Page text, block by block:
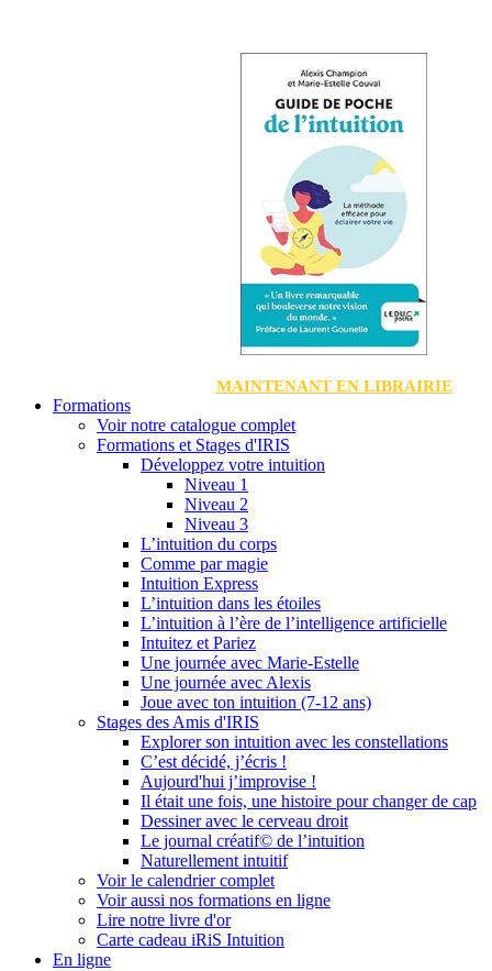
MAINTENANT EN LIBRAIRIE
Formations
Voir notre catalogue complet
Formations et Stages d'IRIS
Développez votre intuition
Niveau 1
Niveau 2
Niveau 3
L’intuition du corps
Comme par magie
Intuition Express
L’intuition dans les étoiles
L’intuition à l’ère de l’intelligence artificielle
Intuitez et Pariez
Une journée avec Marie-Estelle
Une journée avec Alexis
Joue avec ton intuition (7-12 ans)
Stages des Amis d'IRIS
Explorer son intuition avec les constellations
C’est décidé, j’écris !
Aujourd'hui j’improvise !
Il était une fois, une histoire pour changer de cap
Dessiner avec le cerveau droit
Le journal créatif© de l’intuition
Naturellement intuitif
Voir le calendrier complet
Voir aussi nos formations en ligne
Lire notre livre d'or
Carte cadeau iRiS Intuition
En ligne